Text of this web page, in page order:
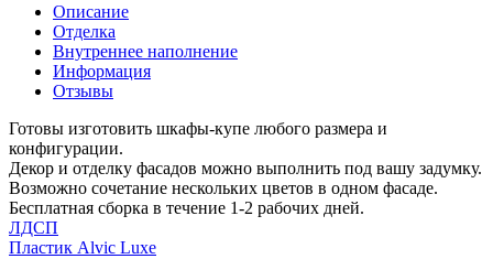
Описание
Отделка
Внутреннее наполнение
Информация
Отзывы
Готовы изготовить шкафы-купе любого размера и
конфигурации.
Декор и отделку фасадов можно выполнить под вашу задумку.
Возможно сочетание нескольких цветов в одном фасаде.
Бесплатная сборка в течение 1-2 рабочих дней.
ЛДСП
Пластик Alvic Luxe